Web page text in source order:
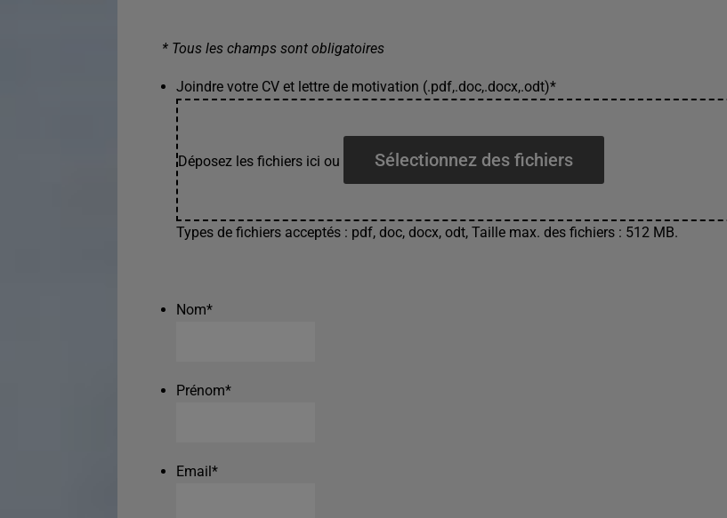
* Tous les champs sont obligatoires
Joindre votre CV et lettre de motivation (.pdf,.doc,.docx,.odt)*
Déposez les fichiers ici ou Sélectionnez des fichiers
Types de fichiers acceptés : pdf, doc, docx, odt, Taille max. des fichiers : 512 MB.
Nom*
Prénom*
Email*